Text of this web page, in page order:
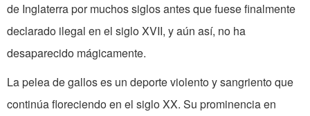
de Inglaterra por muchos siglos antes que fuese finalmente
declarado ilegal en el siglo XVII, y aún así, no ha
desaparecido mágicamente.
La pelea de gallos es un deporte vio­lento y sangriento que
continúa flore­ciendo en el siglo XX. Su prominencia en